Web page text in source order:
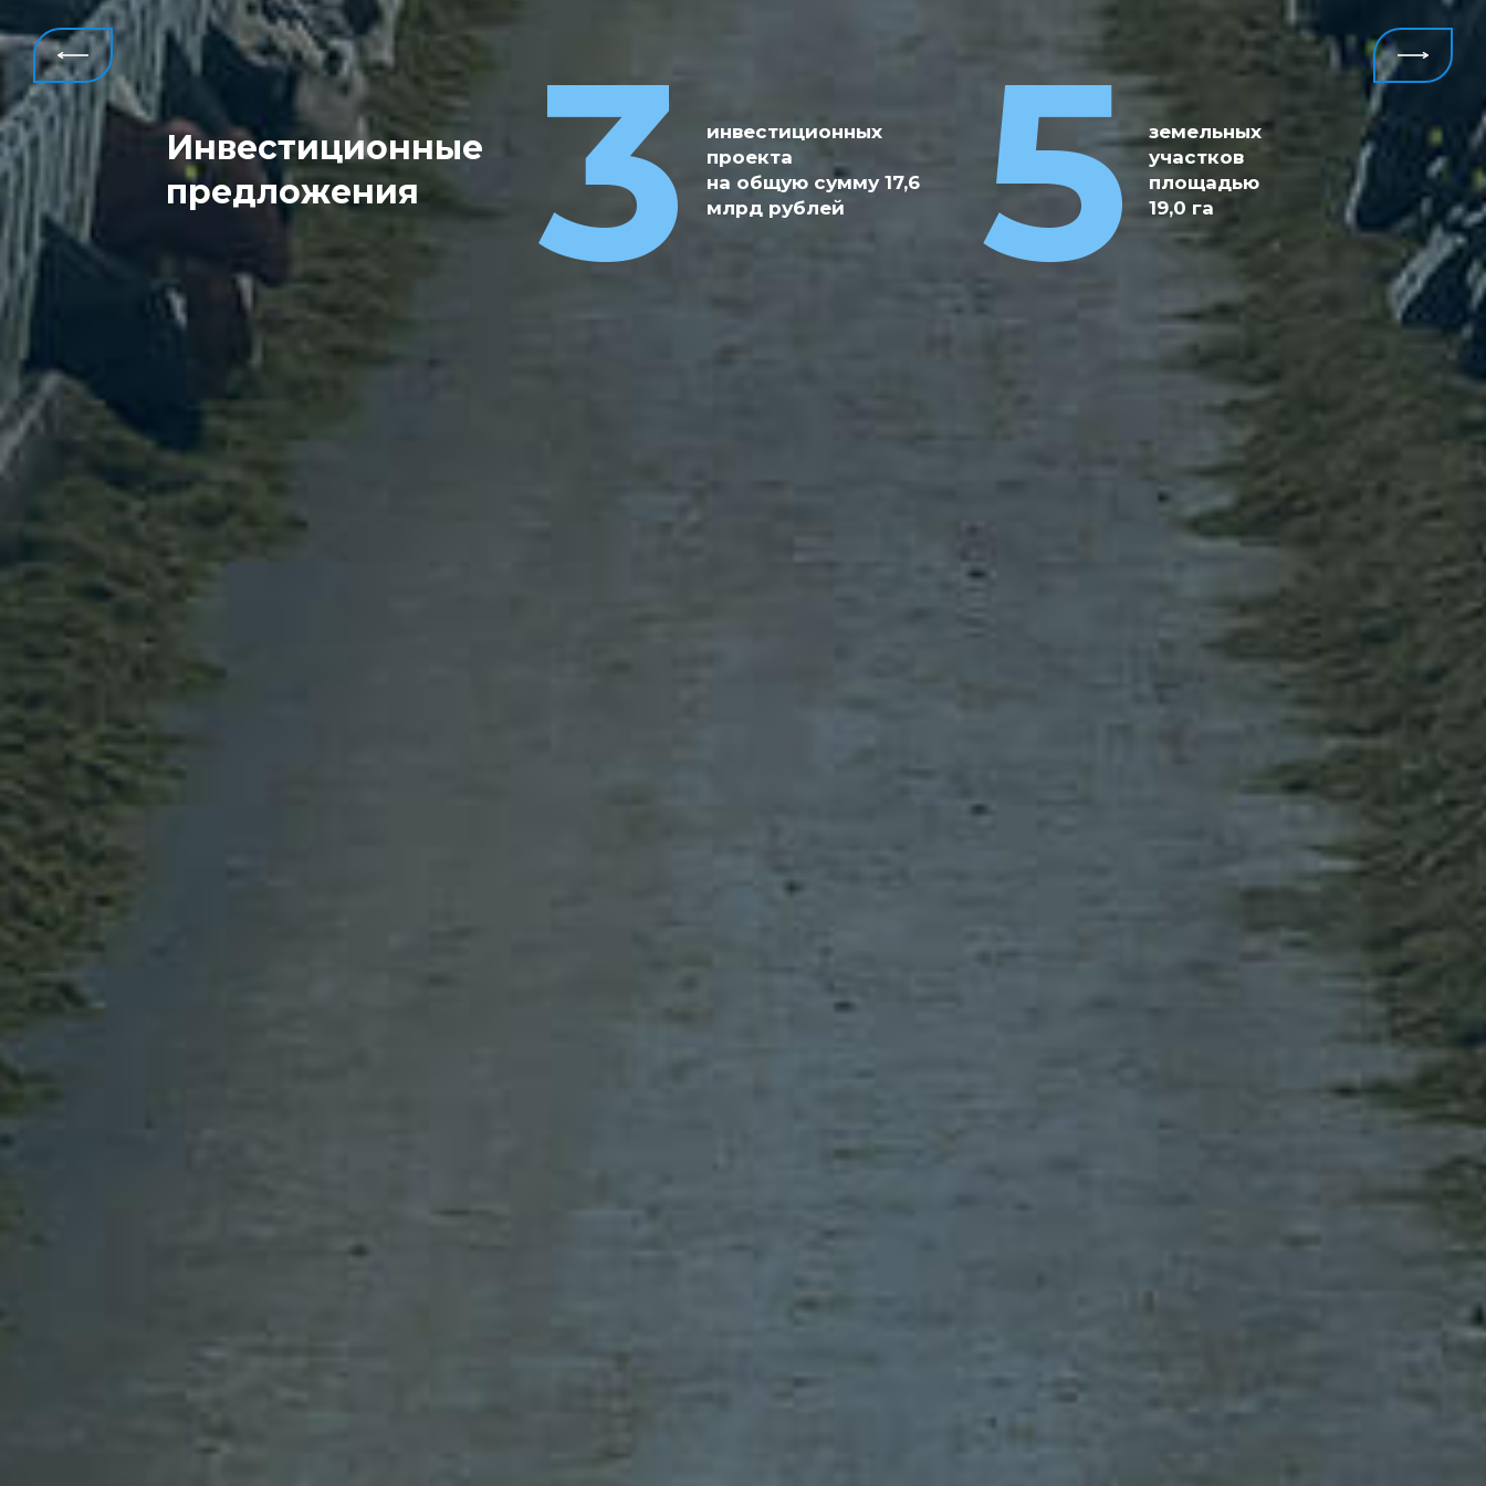
Инвестиционные
предложения
3
инвестиционных
проекта
на общую сумму 17,6
млрд рублей
5
земельных
участков
площадью
19,0 га
Всего
реализовано
17
реализовано
за 2015-2021гг.
на общую
сумму
6
крупных
реализуется
в настоящее
время на общую
сумму 14,9 млрд
рублей